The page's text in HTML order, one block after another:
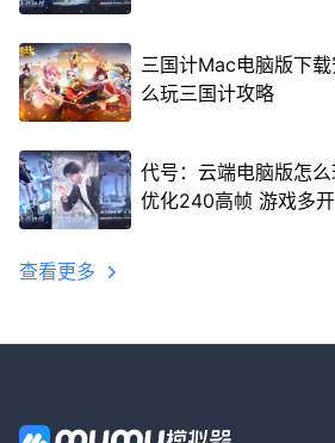
三国计Mac电脑版下
么玩三国计攻略
代号：云端电脑版怎
优化240高帧 游戏多
查看更多